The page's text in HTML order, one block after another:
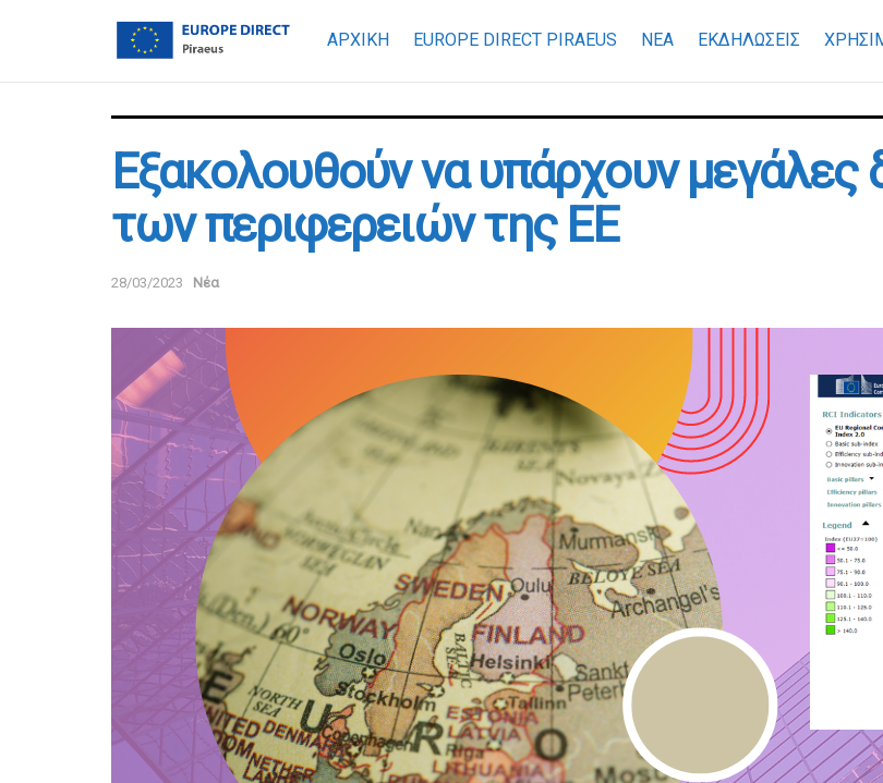
ΑΡΧΙΚΗ EUROPE DIRECT PIRAEUS ΝΕΑ ΕΚΔΗΛΩΣΕΙΣ
Εξακολουθούν να υπάρχουν μεγάλες
των περιφερειών της ΕΕ
28/03/2023 Νέα